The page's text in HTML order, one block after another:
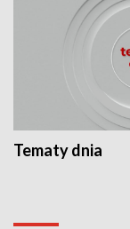
Tematy dnia